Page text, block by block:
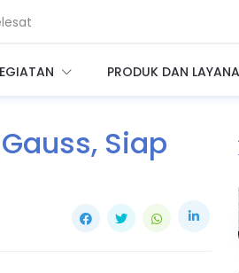
PRODUK DAN
Siap